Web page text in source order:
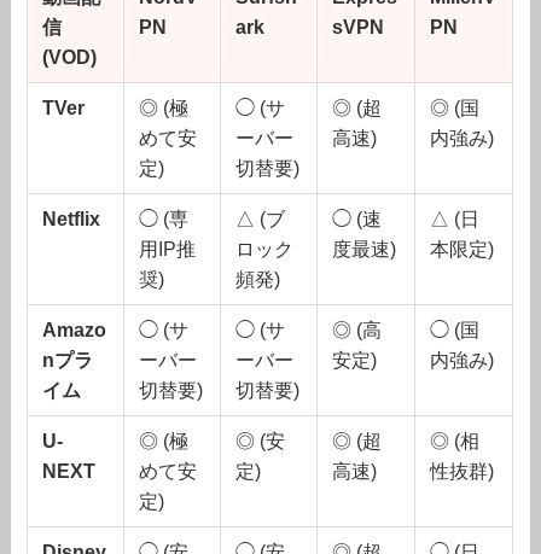
信
(VOD)
PN
ark
sVPN
PN
TVer
◎ (極
めて安
定)
◯ (サ
ーバー
切替要)
◎ (超
高速)
◎ (国
内強み)
Netflix
◯ (専
用IP推
奨)
△ (ブ
ロック
頻発)
◯ (速
度最速)
△ (日
本限定)
Amazo
nプラ
イム
◯ (サ
ーバー
切替要)
◯ (サ
ーバー
切替要)
◎ (高
安定)
◯ (国
内強み)
U-
NEXT
◎ (極
めて安
定)
◎ (安
定)
◎ (超
高速)
◎ (相
性抜群)